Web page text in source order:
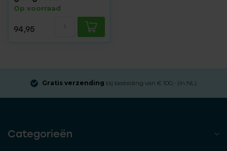
Op voorraad
94,95
Gratis verzending bij besteding van € 100,- (in NL)
Categorieën